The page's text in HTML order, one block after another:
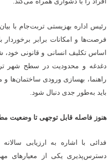
رئیس اداره بهزیستی تربت‌جام با
فرصت‌ها و امکانات برابر
اساس تکلیف انسانی و قانونی خود،
دغدغه و محدودیت در سطح شهر تردد
راهنما، بهسازی ورودی
باید به‌طور جدی دنبال شود.
هنوز فاصله قابل توجهی تا وضعیت
فدائی با اشاره به ارزیابی
دسترس‌پذیری یکی از معیارهای